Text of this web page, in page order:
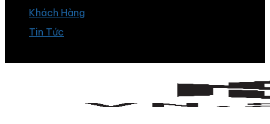
Khách Hàng
Tin Tức